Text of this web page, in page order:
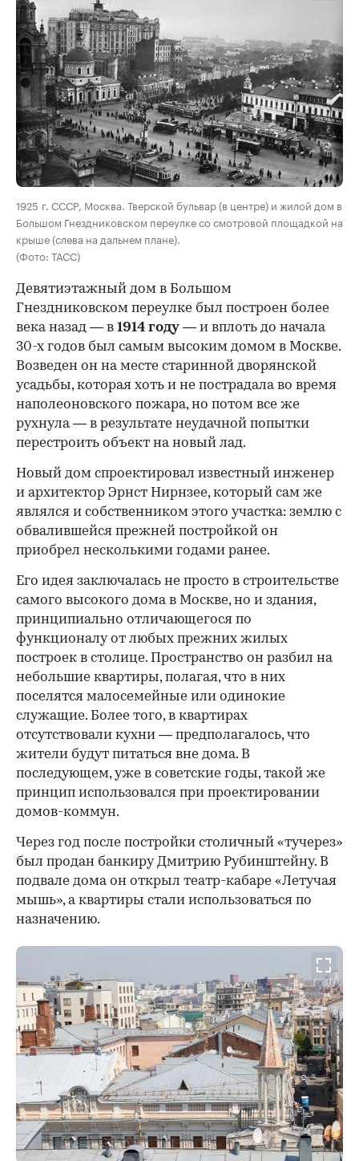
00:00 / 00:00
1925 г. СССР, Москва. Тверской бульвар (в центре) и жилой дом в
Большом Гнездниковском переулке со смотровой площадкой на
крыше (слева на дальнем плане).
(Фото: ТАСС)
Девятиэтажный дом в Большом
Гнездниковском переулке был построен более
века назад — в 1914 году — и вплоть до начала
30-х годов был самым высоким домом в Москве.
Возведен он на месте старинной дворянской
усадьбы, которая хоть и не пострадала во время
наполеоновского пожара, но потом все же
рухнула — в результате неудачной попытки
перестроить объект на новый лад.
Новый дом спроектировал известный инженер
и архитектор Эрнст Нирнзее, который сам же
являлся и собственником этого участка: землю с
обвалившейся прежней постройкой он
приобрел несколькими годами ранее.
Его идея заключалась не просто в строительстве
самого высокого дома в Москве, но и здания,
принципиально отличающегося по
функционалу от любых прежних жилых
построек в столице. Пространство он разбил на
небольшие квартиры, полагая, что в них
поселятся малосемейные или одинокие
служащие. Более того, в квартирах
отсутствовали кухни — предполагалось, что
жители будут питаться вне дома. В
последующем, уже в советские годы, такой же
принцип использовался при проектировании
домов-коммун.
Через год после постройки столичный «тучерез»
был продан банкиру Дмитрию Рубинштейну. В
подвале дома он открыл театр-кабаре «Летучая
мышь», а квартиры стали использоваться по
назначению.